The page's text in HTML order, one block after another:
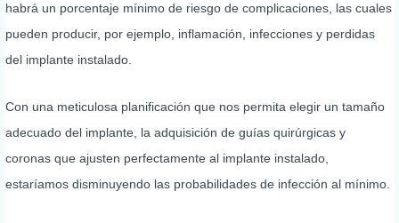
habrá un porcentaje mínimo de riesgo de complicaciones, las cuales
pueden producir, por ejemplo, inflamación, infecciones y perdidas
del implante instalado.
Con una meticulosa planificación que nos permita elegir un tamaño
adecuado del implante, la adquisición de guías quirúrgicas y
coronas que ajusten perfectamente al implante instalado,
estaríamos disminuyendo las probabilidades de infección al mínimo.